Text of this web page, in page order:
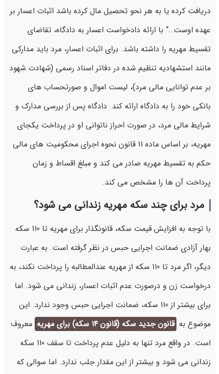
دریافت کرده یا به هر نحو تحصیل مال کرده باشد اثبات اعسار بر
عهده اوست…” با ارائه دادخواست اعسار به دادگاه، تقاضای
تقسیط مهریه را داشته باشد. برای اثبات اعسار، مرد باید مدارکی
مانند استشهادیه تنظیم شده در دفاتر اسناد رسمی (شهادت شهود
بر عدم توانایی مالی مرد)، لیست اموال و صورتحساب های
بانکی خود را به دادگاه ارائه کند. دادگاه پس از بررسی مدارک و
شرایط مالی مرد، در صورت احراز ناتوانی او در پرداخت یکجای
مهریه، بر اساس ماده 11 قانون نحوه اجرای محکومیت های مالی
حکم به تقسیط مهریه صادر می کند و مبلغ اقساط و زمان
پرداخت آن ها را مشخص می کند.
مرد برای چند سکه مهریه زندانی می شود؟
با توجه به افزایش قیمت سکه، قانونگذار برای مهریه تا 110 سکه
بهار آزادی ضمانت اجرایی حبس در نظر گرفته است. به عبارت
دیگر، اگر مرد تا 110 سکه از مهریه عندالمطالبه را پرداخت نکند، به
درخواست زن و درصورت عدم اثبات اعسار، زندانی می شود. اما
برای بیشتر از 110 سکه، ضمانت اجرایی حبس وجود ندارد. این
موضوع به قانون جدید سکه (قانون ۱۴ سکه) برای مهریه
معروف
است. در واقع مرد تنها به دلیل عدم پرداخت تا سقف 110 سکه
زندانی می شود و بیشتر از این مقدار جلب ندارد. اما سوالی که